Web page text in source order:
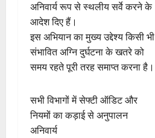
अनिवार्य रूप से स्थलीय सर्वे करने के
आदेश दिए हैं।
इस अभियान का मुख्य उद्देश्य किसी भी
संभावित अग्नि दुर्घटना के खतरे को
समय रहते पूरी तरह समाप्त करना है।
सभी विभागों में सेफ्टी ऑडिट और
नियमों का कड़ाई से अनुपालन
अनिवार्य